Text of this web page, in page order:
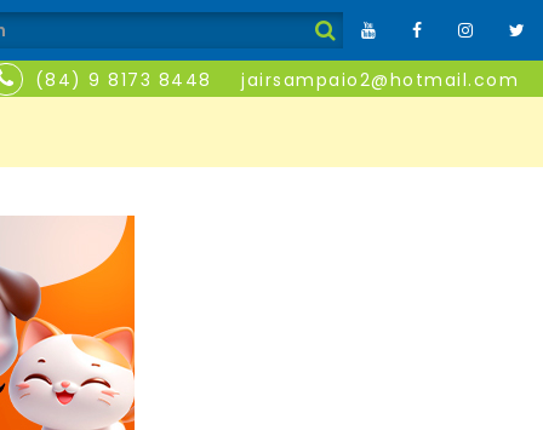
(84) 9 8173 8448 jairsampaio2@hotmail.com